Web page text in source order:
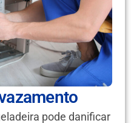
pode danificar